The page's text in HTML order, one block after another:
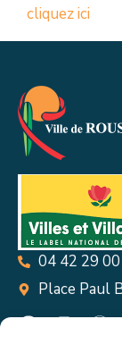
cliquez ici
04 42 29
Place Paul